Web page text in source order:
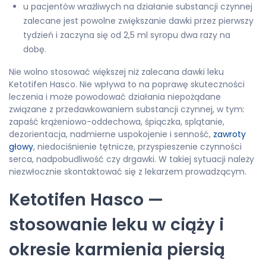
u pacjentów wrażliwych na działanie substancji czynnej
zalecane jest powolne zwiększanie dawki przez pierwszy
tydzień i zaczyna się od 2,5 ml syropu dwa razy na
dobę.
Nie wolno stosować większej niż zalecana dawki leku
Ketotifen Hasco. Nie wpływa to na poprawę skuteczności
leczenia i może powodować działania niepożądane
związane z przedawkowaniem substancji czynnej, w tym:
zapaść krążeniowo-oddechowa, śpiączka, splątanie,
dezorientacja, nadmierne uspokojenie i senność, zawroty
głowy, niedociśnienie tętnicze, przyspieszenie czynności
serca, nadpobudliwość czy drgawki. W takiej sytuacji należy
niezwłocznie skontaktować się z lekarzem prowadzącym.
Ketotifen Hasco —
stosowanie leku w ciąży i
okresie karmienia piersią